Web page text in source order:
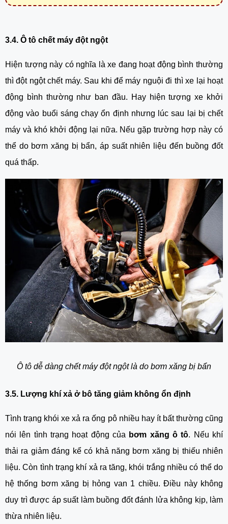
3.4. Ô tô chết máy đột ngột
Hiện tượng này có nghĩa là xe đang hoạt động bình thường
thì đột ngột chết máy. Sau khi để máy nguội đi thì xe lại hoạt
động bình thường như ban đầu. Hay hiện tượng xe khởi
động vào buổi sáng chạy ổn định nhưng lúc sau lại bị chết
máy và khó khởi động lại nữa. Nếu gặp trường hợp này có
thể do bơm xăng bị bẩn, áp suất nhiên liệu đến buồng đốt
quá thấp.
Ô tô dễ dàng chết máy đột ngột là do bơm xăng bị bẩn
3.5. Lượng khí xả ở bô tăng giảm không ổn định
Tình trạng khói xe xả ra ống pô nhiều hay ít bất thường cũng
nói lên tình trạng hoạt động của bơm xăng ô tô. Nếu khí
thải ra giảm đáng kể có khả năng bơm xăng bị thiếu nhiên
liệu. Còn tình trạng khí xả ra tăng, khói trắng nhiều có thể do
hệ thống bơm xăng bị hỏng van 1 chiều. Điều này không
duy trì được áp suất làm buồng đốt đánh lửa không kịp, làm
thừa nhiên liệu.